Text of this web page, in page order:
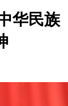
华民族